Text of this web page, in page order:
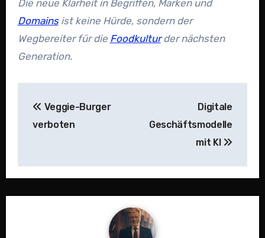
Die neue Klarheit in Begriffen, Marken und
Domainsist keine Hürde, sondern der
Wegbereiter für die Foodkulturder nächsten
Generation.
Veggie-Burger
verboten
Digitale
Geschäftsmodelle
mit KI